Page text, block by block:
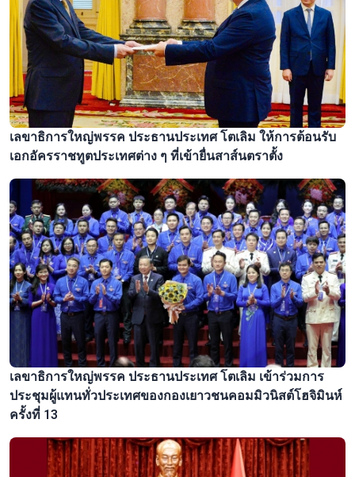
เลขาธิการใหญ่พรรค ประธานประเทศ โตเลิม ให้การต้อนรับ
เอกอัครราชทูตประเทศต่าง ๆ ที่เข้ายื่นสาส์นตราตั้ง
เลขาธิการใหญ่พรรค ประธานประเทศ โตเลิม เข้าร่วมการ
ประชุมผู้แทนทั่วประเทศของกองเยาวชนคอมมิวนิสต์โฮจิมินห์
ครั้งที่ 13